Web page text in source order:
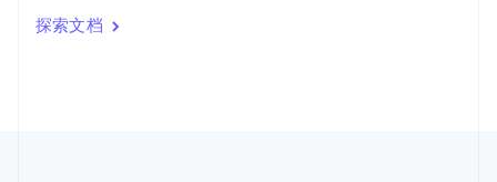
探索文档
印度
English